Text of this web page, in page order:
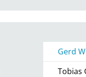
Gerd
Tobias